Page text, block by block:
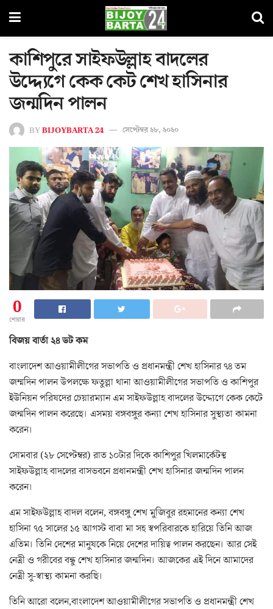
কাশিপুরে সাইফউল্লাহ বাদলের
উদ্দ্যেগে কেক কেট শেখ হাসিনার
জন্মদিন পালন
BYBIJOYBARTA 24 সেপ্টেম্বর ২৮, ২০২০
0
শেয়ার
বিজয় বার্তা ২৪ ডট কম
বাংলাদেশ আওয়ামীলীগের সভাপতি ও প্রধানমন্ত্রী শেখ হাসিনার ৭৪ তম
জম্মদিন পালন উপলক্ষে ফতুল্লা থানা আওয়ামীলীগের সভাপতি ও কাশিপুর
ইউনিয়ন পরিষদের চেয়ারম্যান এম সাইফউল্লাহ বাদলের উদ্দ্যেগে কেক কেটে
জন্মদিন পালন করেছে। এসময় বঙ্গবঙ্গুর কন্যা শেখ হাসিনার সুস্থ্যতা কামনা
করেন।
সোমবার (২৮ সেপ্টেম্বর) রাত ১০টার দিকে কাশিপুর খিলমার্কেটস্থ
সাইফউল্লাহ বাদলের বাসভবনে প্রধানমন্ত্রী শেখ হাসিনার জন্মদিন পালন
করেন।
এম সাইফউল্লাহ বাদল বলেন, বঙ্গবঙ্গু শেখ মুজিবুর রহমানের কন্যা শেখ
হাসিনা ৭৫ সালের ১৫ আগস্ট বাবা মা সহ স্বপরিবারকে হারিয়ে তিনি আজ
এতিম। তিনি দেশের মানুষকে নিয়ে দেশের দায়িত্ব পালন করছেন। আর সেই
নেত্রী ও গরীবের বন্ধু শেখ হাসিনার জন্মদিন। আজকের এই দিনে আমাদের
নেত্রী সু-স্বাস্থ্য কামনা করছি।
তিনি আরো বলেন,বাংলাদেশ আওয়ামীলীগের সভাপতি ও প্রধানমন্ত্রী শেখ